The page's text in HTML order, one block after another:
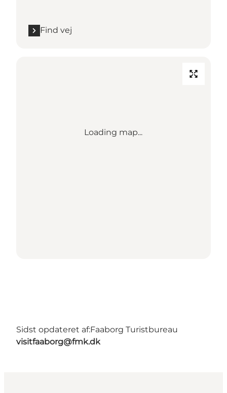
Find vej
Loading map...
Sidst opdateret af:Faaborg Turistbureau
visitfaaborg@fmk.dk